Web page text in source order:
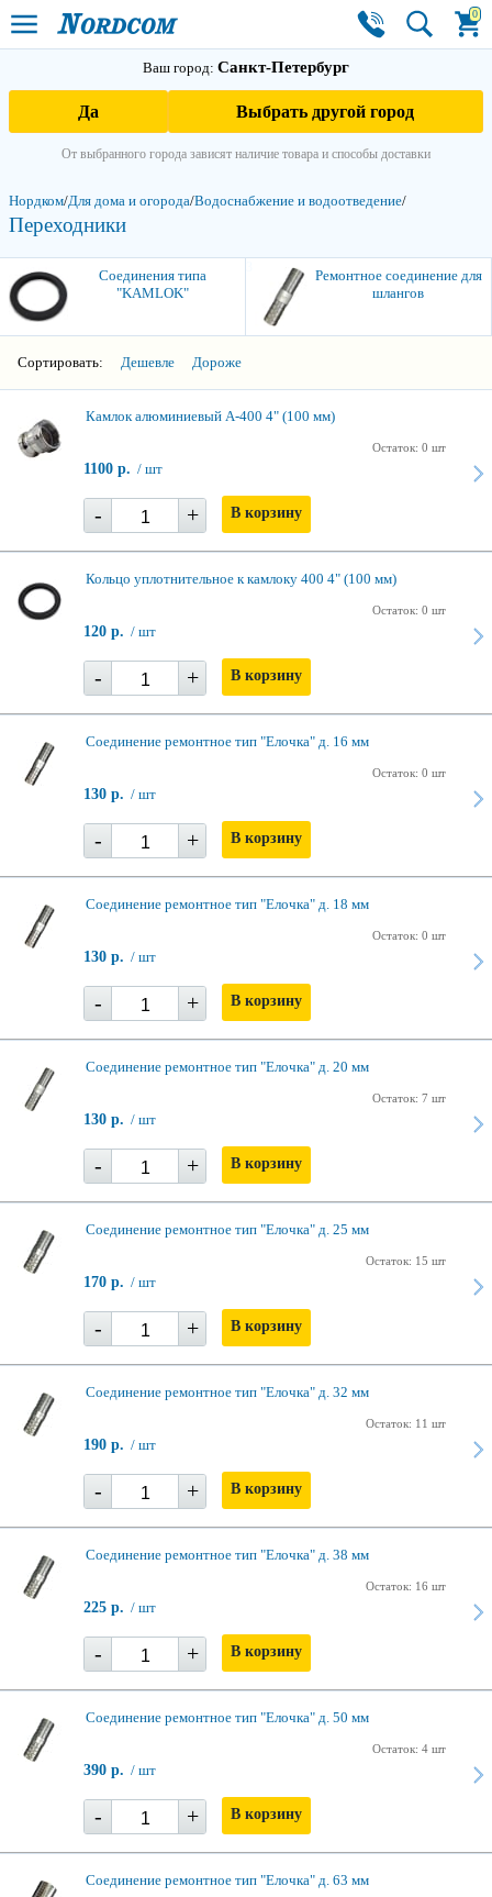
0
Ваш город: Санкт-Петербург
Да Выбрать другой город
От выбранного города зависят наличие товара и способы доставки
Нордком/Для дома и огорода/Водоснабжение и водоотведение/
Переходники
Соединения типа
"KAMLOK"
Ремонтное соединение для
шлангов
Сортировать: Дешевле Дороже
Камлок алюминиевый A-400 4" (100 мм)
Остаток: 0 шт
1100 р. / шт
- + В корзину
Кольцо уплотнительное к камлоку 400 4" (100 мм)
Остаток: 0 шт
120 р. / шт
- + В корзину
Соединение ремонтное тип "Елочка" д. 16 мм
Остаток: 0 шт
130 р. / шт
- + В корзину
Соединение ремонтное тип "Елочка" д. 18 мм
Остаток: 0 шт
130 р. / шт
- + В корзину
Соединение ремонтное тип "Елочка" д. 20 мм
Остаток: 7 шт
130 р. / шт
- + В корзину
Соединение ремонтное тип "Елочка" д. 25 мм
Остаток: 15 шт
170 р. / шт
- + В корзину
Соединение ремонтное тип "Елочка" д. 32 мм
Остаток: 11 шт
190 р. / шт
- + В корзину
Соединение ремонтное тип "Елочка" д. 38 мм
Остаток: 16 шт
225 р. / шт
- + В корзину
Соединение ремонтное тип "Елочка" д. 50 мм
Остаток: 4 шт
390 р. / шт
- + В корзину
Соединение ремонтное тип "Елочка" д. 63 мм